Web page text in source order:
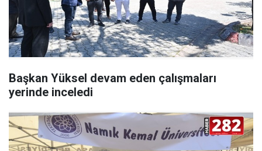
Başkan Yüksel devam eden çalışmaları
yerinde inceledi